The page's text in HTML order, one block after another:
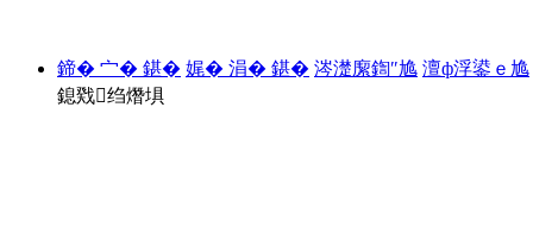
鍗� 宀� 鍖� 娓� 涓� 鍖� 涔濋緳鍧″尯 澶ф浮鍙ｅ尯
鎴戣绉熸埧